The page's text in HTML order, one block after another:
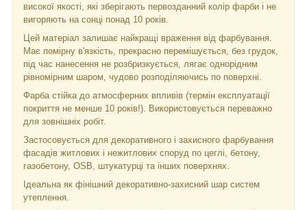
високої якості, які зберігають первозданний колір фарби і не
вигоряють на сонці понад 10 років.
Цей матеріал залишає найкращі враження від фарбування.
Має помірну в'язкість, прекрасно перемішується, без грудок,
під час нанесення не розбризкується, лягає однорідним
рівномірним шаром, чудово розподіляючись по поверхні.
Фарба стійка до атмосферних впливів (термін експлуатації
покриття не менше 10 років!). Використовується переважно
для зовнішніх робіт.
Застосовується для декоративного і захисного фарбування
фасадів житлових і нежитлових споруд по цеглі, бетону,
газобетону, OSB, штукатурці та інших поверхнях.
Ідеальна як фінішний декоративно-захисний шар систем
утеплення.